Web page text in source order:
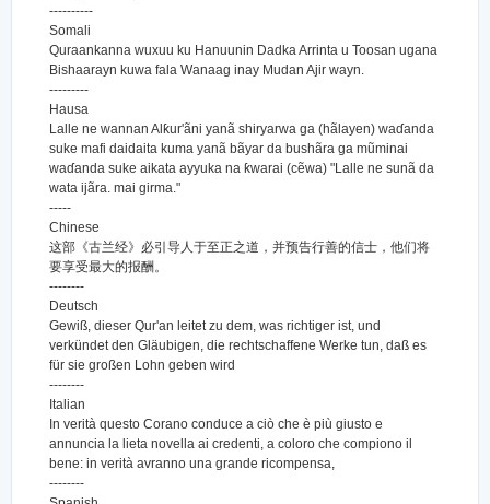
----------
Somali
Quraankanna wuxuu ku Hanuunin Dadka Arrinta u Toosan ugana
Bishaarayn kuwa fala Wanaag inay Mudan Ajir wayn.
---------
Hausa
Lalle ne wannan Alƙur'ãni yanã shiryarwa ga (hãlayen) waɗanda
suke mafi daidaita kuma yanã bãyar da bushãra ga mũminai
waɗanda suke aikata ayyuka na ƙwarai (cẽwa) "Lalle ne sunã da
wata ijãra. mai girma."
-----
Chinese
这部《古兰经》必引导人于至正之道，并预告行善的信士，他们将
要享受最大的报酬。
--------
Deutsch
Gewiß, dieser Qur'an leitet zu dem, was richtiger ist, und
verkündet den Gläubigen, die rechtschaffene Werke tun, daß es
für sie großen Lohn geben wird
--------
Italian
In verità questo Corano conduce a ciò che è più giusto e
annuncia la lieta novella ai credenti, a coloro che compiono il
bene: in verità avranno una grande ricompensa,
--------